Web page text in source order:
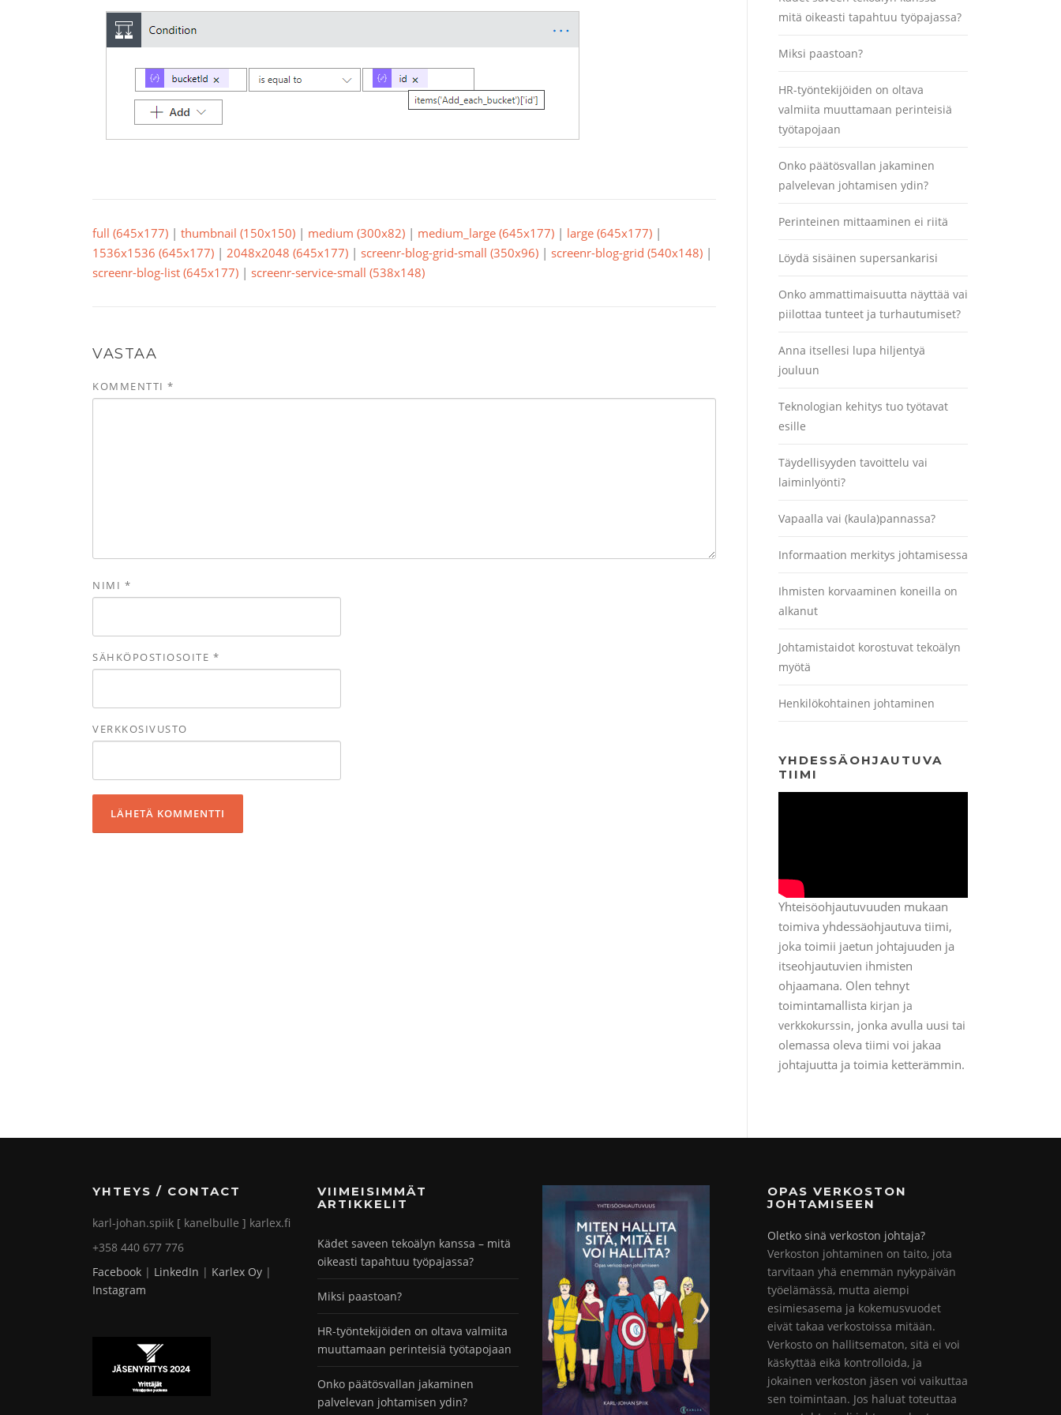
full (645x177) | thumbnail (150x150) | medium (300x82) | medium_large (645x177) | large (645x177) |
1536x1536 (645x177) | 2048x2048 (645x177) | screenr-blog-grid-small (350x96) | screenr-blog-grid (540x148) |
screenr-blog-list (645x177) | screenr-service-small (538x148)
VASTAA
KOMMENTTI *
NIMI *
SÄHKÖPOSTIOSOITE *
VERKKOSIVUSTO
mitä oikeasti tapahtuu työpajassa?
Miksi paastoan?
HR-työntekijöiden on oltava
valmiita muuttamaan perinteisiä
työtapojaan
Onko päätösvallan jakaminen
palvelevan johtamisen ydin?
Perinteinen mittaaminen ei riitä
Löydä sisäinen supersankarisi
Onko ammattimaisuutta näyttää vai
piilottaa tunteet ja turhautumiset?
Anna itsellesi lupa hiljentyä
jouluun
Teknologian kehitys tuo työtavat
esille
Täydellisyyden tavoittelu vai
laiminlyönti?
Vapaalla vai (kaula)pannassa?
Informaation merkitys johtamisessa
Ihmisten korvaaminen koneilla on
alkanut
Johtamistaidot korostuvat tekoälyn
myötä
Henkilökohtainen johtaminen
YHDESSÄOHJAUTUVA
TIIMI
Yhteisöohjautuvuuden mukaan
toimiva yhdessäohjautuva tiimi,
joka toimii jaetun johtajuuden ja
itseohjautuvien ihmisten
ohjaamana. Olen tehnyt
toimintamallista kirjan ja
verkkokurssin, jonka avulla uusi tai
olemassa oleva tiimi voi jakaa
johtajuutta ja toimia ketterämmin.
YHTEYS / CONTACT
karl-johan.spiik [ kanelbulle ] karlex.fi
+358 440 677 776
Facebook | LinkedIn | Karlex Oy |
Instagram
VIIMEISIMMÄT
ARTIKKELIT
Kädet saveen tekoälyn kanssa – mitä
oikeasti tapahtuu työpajassa?
Miksi paastoan?
HR-työntekijöiden on oltava valmiita
muuttamaan perinteisiä työtapojaan
Onko päätösvallan jakaminen
palvelevan johtamisen ydin?
OPAS VERKOSTON
JOHTAMISEEN
Oletko sinä verkoston johtaja?
Verkoston johtaminen on taito, jota
tarvitaan yhä enemmän nykypäivän
työelämässä, mutta aiempi
esimiesasema ja kokemusvuodet
eivät takaa verkostoissa mitään.
Verkosto on hallitsematon, sitä ei voi
käskyttää eikä kontrolloida, ja
jokainen verkoston jäsen voi vaikuttaa
sen toimintaan. Jos haluat toteuttaa